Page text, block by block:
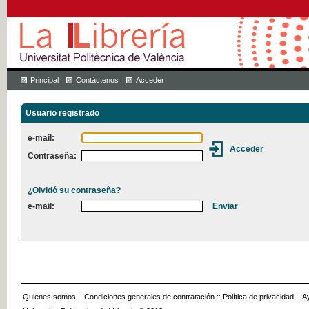
Principal Contáctenos Acceder
Usuario registrado
e-mail:
Contraseña:
¿Olvidó su contraseña?
e-mail:
Quienes somos :: Condiciones generales de contratación :: Política de privacidad ::